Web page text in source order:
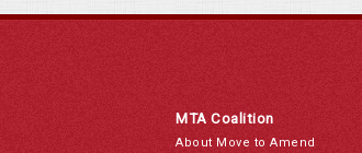
MTA Coalition
About Move to Amend